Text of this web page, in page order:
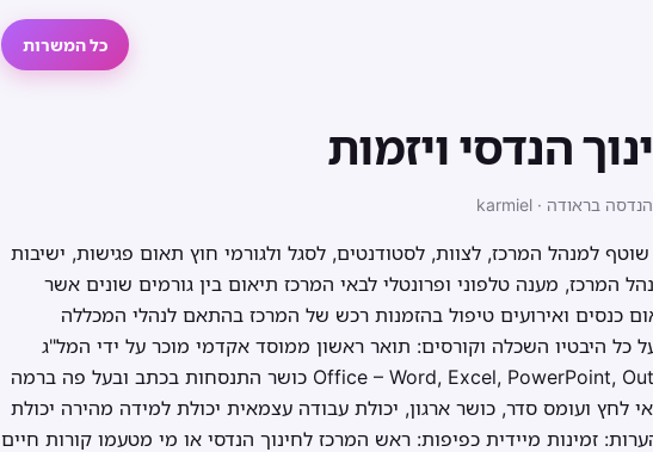
כל המשרות
הנדסי ויזמות
למנהל המרכז, לצוות, לסטודנטים, לסגל ולגורמי חוץ תאום פגישות, ישיבות
המרכז, מענה טלפוני ופרונטלי לבאי המרכז תיאום בין גורמים שונים אשר
כנסים ואירועים טיפול בהזמנות רכש של המרכז בהתאם לנהלי המכללה
כל היבטיו השכלה וקורסים: תואר ראשון ממוסד אקדמי מוכר על ידי המל"ג
כישורים וניסיון: שליטה מלאה ביישומי Office – Word, Excel, PowerPoint, Outlook כושר התנסחות בכתב ובעל פה ברמה
לחץ ועומס סדר, כושר ארגון, יכולת עבודה עצמאית יכולת למידה מהירה יכולת
היקף משרה: 50% משרה הערות: זמינות מיידית כפיפות: ראש המרכז לחינוך הנדסי או מי מטעמו קורות חיים